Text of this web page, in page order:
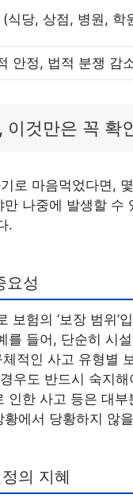
식당, 상점, 병원, 학
안정, 법적 분쟁 감
이것만은 꼭 확
로 마음먹었다면,
나중에 발생할 수
.
요성
보험의 ‘보장 범위’
를 들어, 단순히 시
적인 사고 유형별
우도 반드시 숙지
인한 사고 등은 대
에서 당황하지 않
의 지혜